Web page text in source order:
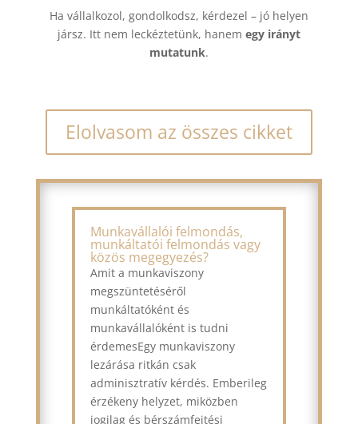
Ha vállalkozol, gondolkodsz, kérdezel – jó helyen
jársz. Itt nem leckéztetünk, hanem egy irányt
mutatunk.
Elolvasom az összes cikket
Munkavállalói felmondás,
munkáltatói felmondás vagy
közös megegyezés?
Amit a munkaviszony
megszüntetéséről
munkáltatóként és
munkavállalóként is tudni
érdemesEgy munkaviszony
lezárása ritkán csak
adminisztratív kérdés. Emberileg
érzékeny helyzet, miközben
jogilag és bérszámfejtési